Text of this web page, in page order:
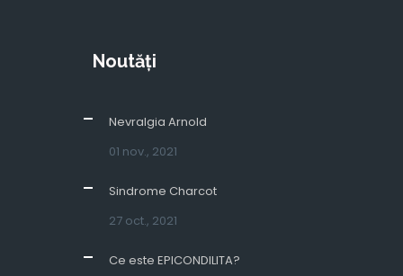
Noutăți
Nevralgia Arnold
01 nov., 2021
Sindrome Charcot
27 oct., 2021
Ce este EPICONDILITA?